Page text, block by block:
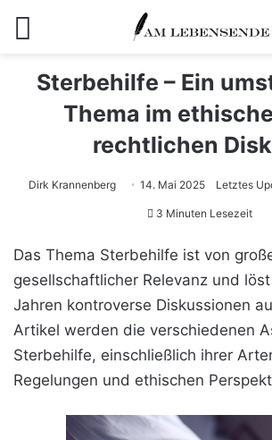
Sterbehilfe – Ein
Thema im
rechtlichen
Dirk Krannenberg 14. Mai 2025 Letztes
3 Minuten Lesezeit
Das Thema Sterbehilfe ist von
gesellschaftlicher Relevanz und
Jahren kontroverse Diskussionen
Artikel werden die verschiedenen
Sterbehilfe, einschließlich ihrer
Regelungen und ethischen